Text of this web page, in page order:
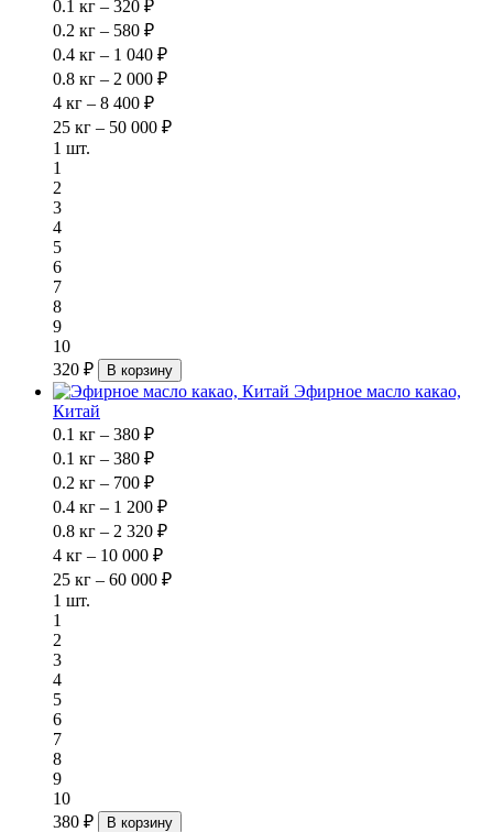
0.1 кг – 320 ₽
0.2 кг – 580 ₽
0.4 кг – 1 040 ₽
0.8 кг – 2 000 ₽
4 кг – 8 400 ₽
25 кг – 50 000 ₽
1 шт.
1
2
3
4
5
6
7
8
9
10
320 ₽
В корзину
Эфирное масло какао,
Китай
0.1 кг – 380 ₽
0.1 кг – 380 ₽
0.2 кг – 700 ₽
0.4 кг – 1 200 ₽
0.8 кг – 2 320 ₽
4 кг – 10 000 ₽
25 кг – 60 000 ₽
1 шт.
1
2
3
4
5
6
7
8
9
10
380 ₽
В корзину